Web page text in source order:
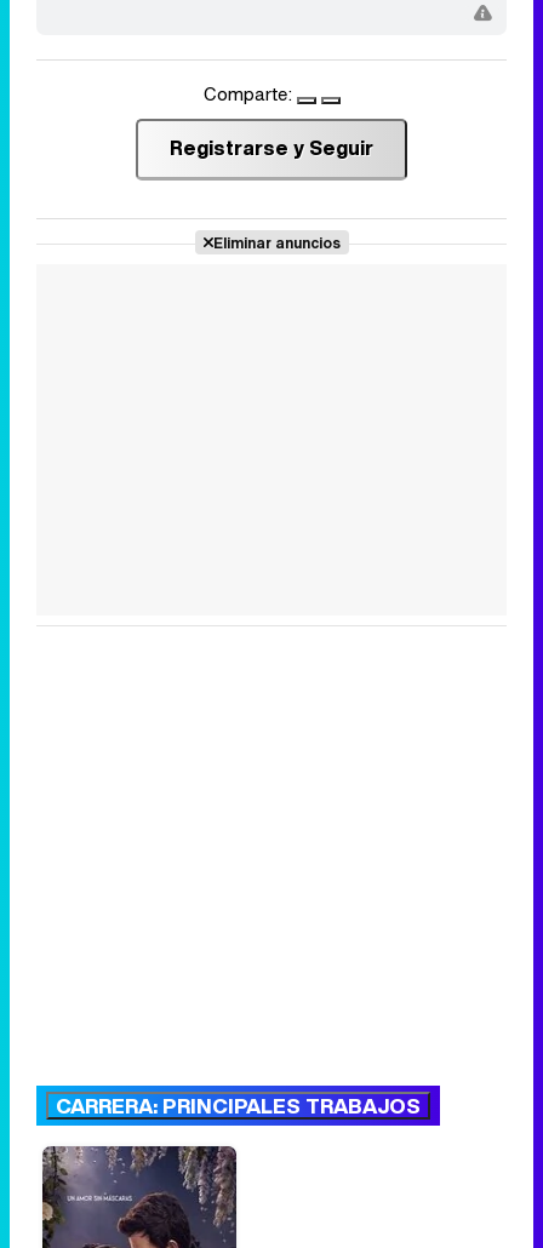
Comparte:
Registrarse y Seguir
Eliminar anuncios
CARRERA: PRINCIPALES TRABAJOS